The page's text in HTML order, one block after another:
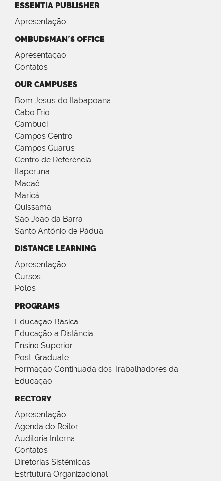
ESSENTIA PUBLISHER
Apresentação
OMBUDSMAN´S OFFICE
Apresentação
Contatos
OUR CAMPUSES
Bom Jesus do Itabapoana
Cabo Frio
Cambuci
Campos Centro
Campos Guarus
Centro de Referência
Itaperuna
Macaé
Maricá
Quissamã
São João da Barra
Santo Antônio de Pádua
DISTANCE LEARNING
Apresentação
Cursos
Polos
PROGRAMS
Educação Básica
Educação a Distância
Ensino Superior
Post-Graduate
Formação Continuada dos Trabalhadores da
Educação
RECTORY
Apresentação
Agenda do Reitor
Auditoria Interna
Contatos
Diretorias Sistêmicas
Estrtutura Organizacional